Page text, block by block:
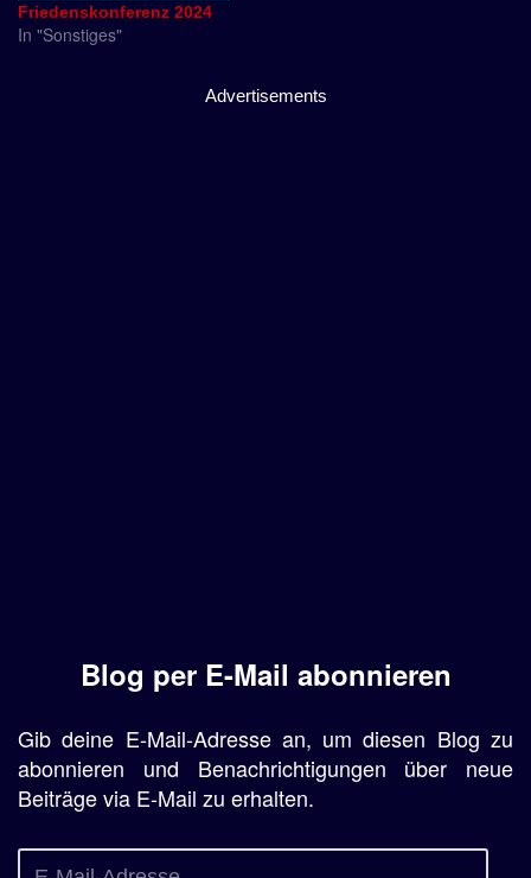
Friedenskonferenz 2024
In "Sonstiges"
Advertisements
Blog per E-Mail abonnieren
Gib deine E-Mail-Adresse an, um diesen Blog zu
abonnieren und Benachrichtigungen über neue
Beiträge via E-Mail zu erhalten.